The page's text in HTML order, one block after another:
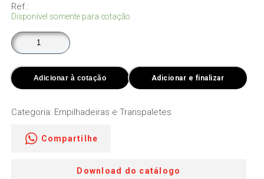
Ref.:
Disponível somente para cotação
Empilhadeira
Capacidade
até
1.000
Kg
|
1.600
mm
Adicionar à cotação Adicionar e finalizar
Categoria: Empilhadeiras e Transpaletes
Compartilhe
Download do catálogo